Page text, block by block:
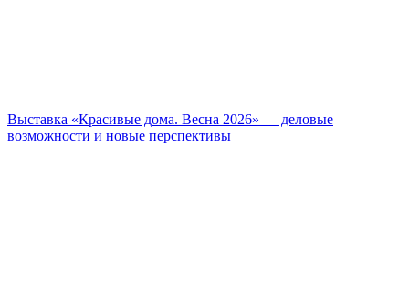
Выставка «Красивые дома. Весна 2026» — деловые
возможности и новые перспективы